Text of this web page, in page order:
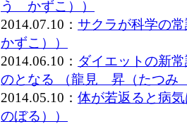
う かずこ））
2014.07.10： サクラが科学の
かずこ））
2014.06.10： ダイエットの新
のとなる （龍見 昇（たつみ
2014.05.10： 体が若返ると病
のぼる））